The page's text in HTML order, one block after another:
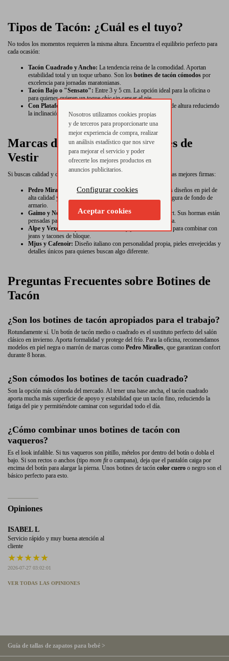
Tipos de Tacón: ¿Cuál es el tuyo?
No todos los momentos requieren la misma altura. Encuentra el equilibrio perfecto para
cada ocasión:
Tacón Cuadrado y Ancho: La tendencia reina de la comodidad. Aportan
estabilidad total y un toque urbano. Son los botines de tacón cómodos por
excelencia para jornadas maratonianas.
Tacón Bajo o "Sensato": Entre 3 y 5 cm. La opción ideal para la oficina o
para quienes quieren un toquechicsin cansar el pie.
Con Plataforma:
El truco secreto. Gana centímetros extra de altura reduciendo
la inclinación del pie.
Marcas de referencia en Botines de
Vestir
Si buscas calidad y diseño, en nuestra tienda online trabajamos con las mejores firmas:
Pedro Miralles: Sinónimo de eleganciaMade in Spain
. Sus diseños en piel de
alta calidad y sus acabados impecables son una inversión segura de fondo de
armario.
Gaimo y Nemonic:
Diseño español que une moda y confort. Sus hormas están
pensadas para mujeres reales que no renuncian a la tendencia.
Alpe y Vexed:
Propuestas más urbanas y juveniles, ideales para combinar con
jeans y tacones de bloque.
Mjus y Cafenoir: Diseño italiano con personalidad propia, pieles envejecidas y
detalles únicos para quienes buscan algo diferente.
Preguntas Frecuentes sobre Botines de
Tacón
¿Son los botines de tacón apropiados para el trabajo?
Rotundamente sí. Un botín de tacón medio o cuadrado es el sustituto perfecto del salón
clásico en invierno. Aporta formalidad y protege del frío. Para la oficina, recomendamos
modelos en piel negra o marrón de marcas como Pedro Miralles, que garantizan confort
durante 8 horas.
¿Son cómodos los botines de tacón cuadrado?
Son la opción más cómoda del mercado. Al tener una base ancha, el tacón cuadrado
aporta mucha más superficie de apoyo y estabilidad que un tacón fino, reduciendo la
fatiga del pie y permitiéndote caminar con seguridad todo el día.
¿Cómo combinar unos botines de tacón con
vaqueros?
Es el look infalible. Si tus vaqueros son pitillo, mételos por dentro del botín o dobla el
bajo. Si son rectos o anchos (tipo mom fito campana), deja que el pantalón caiga por
encima del botín para alargar la pierna. Unos botines de tacón color cuero o negro son el
básico perfecto para esto.
Opiniones
ISABEL L
Servicio rápido y muy buena atención al
cliente
★★★★★
2026-07-27 03:02:01
VER TODAS LAS OPINIONES
Guía de tallas de zapatos para bebé >
Nosotros utilizamos cookies propias
y de terceros para proporcionarte una
mejor experiencia de compra, realizar
un análisis estadístico que nos sirve
para mejorar el servicio y poder
ofrecerte los mejores productos en
anuncios publicitarios.
Configurar cookies
Aceptar cookies